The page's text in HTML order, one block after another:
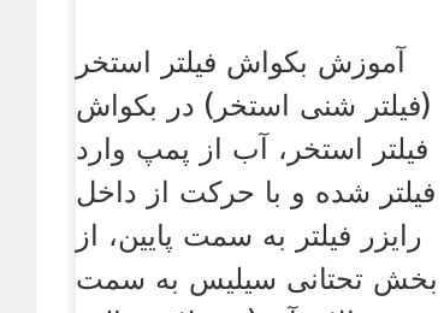
آموزش بکواش فیلتر استخر
(فیلتر شنی استخر) در بکواش
فیلتر استخر، آب از پمپ وارد
فیلتر شده و با حرکت از داخل
رایزر فیلتر به سمت پایین، از
بخش تحتانی سیلیس به سمت